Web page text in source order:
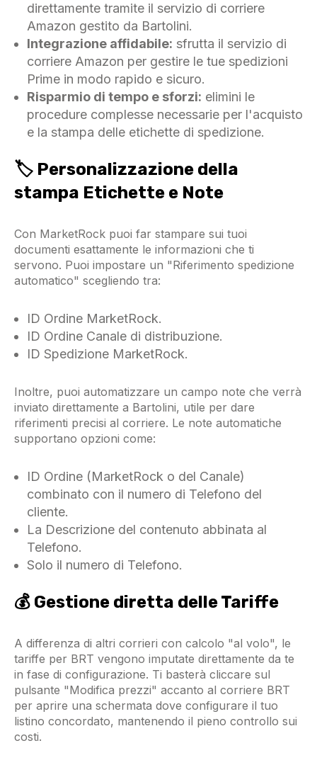
direttamente tramite il servizio di corriere
Amazon gestito da Bartolini.
Integrazione affidabile: sfrutta il servizio di
corriere Amazon per gestire le tue spedizioni
Prime in modo rapido e sicuro.
Risparmio di tempo e sforzi: elimini le
procedure complesse necessarie per l'acquisto
e la stampa delle etichette di spedizione.
🏷️ Personalizzazione della
stampa Etichette e Note
Con MarketRock puoi far stampare sui tuoi
documenti esattamente le informazioni che ti
servono. Puoi impostare un "Riferimento spedizione
automatico" scegliendo tra:
ID Ordine MarketRock.
ID Ordine Canale di distribuzione.
ID Spedizione MarketRock.
Inoltre, puoi automatizzare un campo note che verrà
inviato direttamente a Bartolini, utile per dare
riferimenti precisi al corriere. Le note automatiche
supportano opzioni come:
ID Ordine (MarketRock o del Canale)
combinato con il numero di Telefono del
cliente.
La Descrizione del contenuto abbinata al
Telefono.
Solo il numero di Telefono.
💰 Gestione diretta delle Tariffe
A differenza di altri corrieri con calcolo "al volo", le
tariffe per BRT vengono imputate direttamente da te
in fase di configurazione. Ti basterà cliccare sul
pulsante "Modifica prezzi" accanto al corriere BRT
per aprire una schermata dove configurare il tuo
listino concordato, mantenendo il pieno controllo sui
costi.